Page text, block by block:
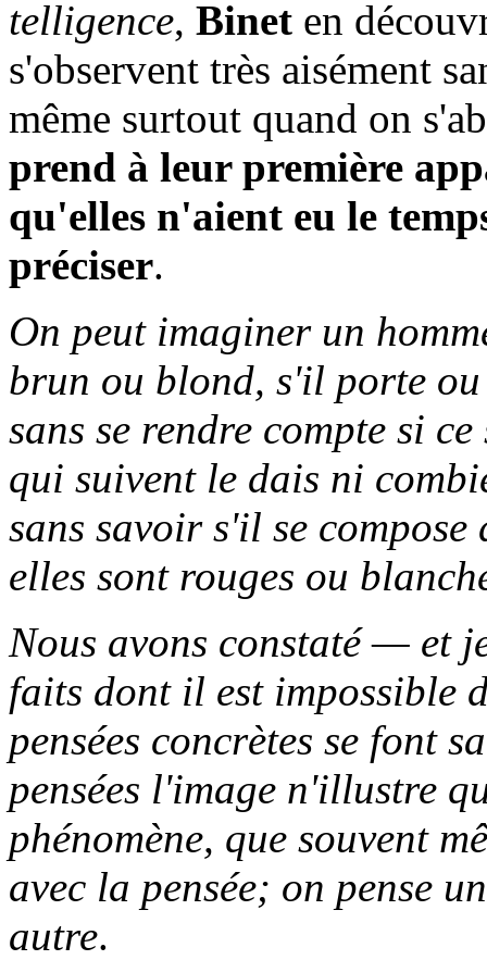
telligence, Binet en
s'observent très aisément
même surtout quand on
prend à leur première
qu'elles n'aient eu le
préciser.
On peut imaginer un
brun ou blond, s'il porte
sans se rendre compte si
qui suivent le dais ni
sans savoir s'il se
elles sont rouges ou
Nous avons constaté — et
faits dont il est impossible
pensées concrètes se font
pensées l'image n'illustre
phénomène, que souvent
avec la pensée; on pense
autre.